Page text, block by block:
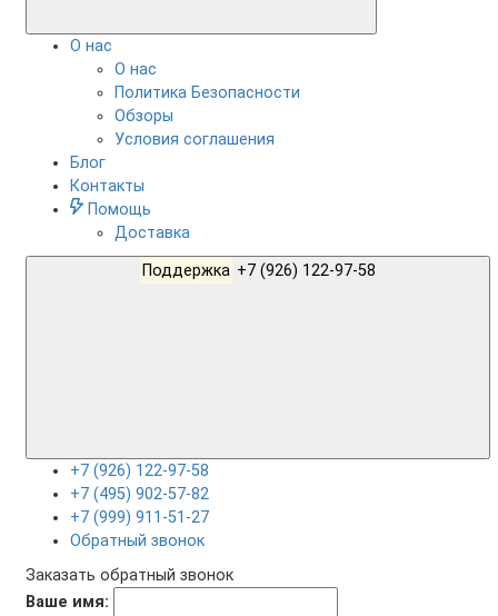
О нас
О нас
Политика Безопасности
Обзоры
Условия соглашения
Блог
Контакты
Помощь
Доставка
Поддержка
+7 (926) 122-97-58
+7 (495) 902-57-82
+7 (999) 911-51-27
Обратный звонок
Заказать обратный звонок
Ваше имя: